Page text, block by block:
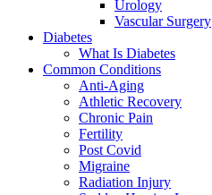
Urology
Vascular Surgery
Diabetes
What Is Diabetes
Common Conditions
Anti-Aging
Athletic Recovery
Chronic Pain
Fertility
Post Covid
Migraine
Radiation Injury